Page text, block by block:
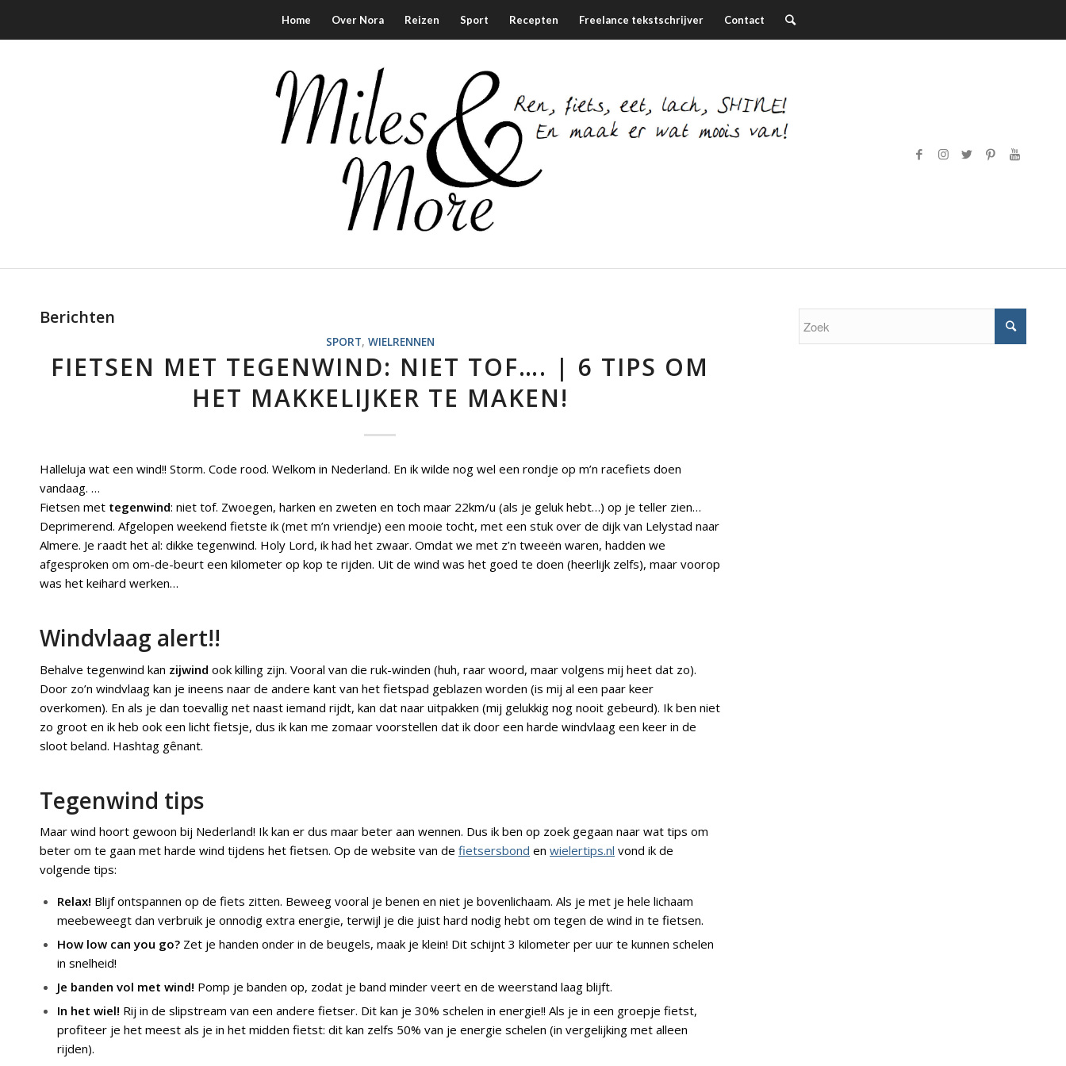
Home Over Nora Reizen Sport Recepten Freelance tekstschrijver Contact
Berichten
SPORT, WIELRENNEN
FIETSEN MET TEGENWIND: NIET TOF…. | 6 TIPS OM
HET MAKKELIJKER TE MAKEN!
Halleluja wat een wind!! Storm. Code rood. Welkom in Nederland. En ik wilde nog wel een rondje op m’n racefiets doen
vandaag. …
Fietsen met tegenwind: niet tof. Zwoegen, harken en zweten en toch maar 22km/u (als je geluk hebt…) op je teller zien…
Deprimerend. Afgelopen weekend fietste ik (met m’n vriendje) een mooie tocht, met een stuk over de dijk van Lelystad naar
Almere. Je raadt het al: dikke tegenwind. Holy Lord, ik had het zwaar. Omdat we met z’n tweeën waren, hadden we
afgesproken om om-de-beurt een kilometer op kop te rijden. Uit de wind was het goed te doen (heerlijk zelfs), maar voorop
was het keihard werken…
Windvlaag alert!!
Behalve tegenwind kan zijwind ook killing zijn. Vooral van die ruk-winden (huh, raar woord, maar volgens mij heet dat zo).
Door zo’n windvlaag kan je ineens naar de andere kant van het fietspad geblazen worden (is mij al een paar keer
overkomen). En als je dan toevallig net naast iemand rijdt, kan dat naar uitpakken (mij gelukkig nog nooit gebeurd). Ik ben niet
zo groot en ik heb ook een licht fietsje, dus ik kan me zomaar voorstellen dat ik door een harde windvlaag een keer in de
sloot beland. Hashtag gênant.
Tegenwind tips
Maar wind hoort gewoon bij Nederland! Ik kan er dus maar beter aan wennen. Dus ik ben op zoek gegaan naar wat tips om
beter om te gaan met harde wind tijdens het fietsen. Op de website van de fietsersbond en wielertips.nl vond ik de
volgende tips:
Relax! Blijf ontspannen op de fiets zitten. Beweeg vooral je benen en niet je bovenlichaam. Als je met je hele lichaam
meebeweegt dan verbruik je onnodig extra energie, terwijl je die juist hard nodig hebt om tegen de wind in te fietsen.
How low can you go? Zet je handen onder in de beugels, maak je klein! Dit schijnt 3 kilometer per uur te kunnen schelen
in snelheid!
Je banden vol met wind! Pomp je banden op, zodat je band minder veert en de weerstand laag blijft.
In het wiel! Rij in de slipstream van een andere fietser. Dit kan je 30% schelen in energie!! Als je in een groepje fietst,
profiteer je het meest als je in het midden fietst: dit kan zelfs 50% van je energie schelen (in vergelijking met alleen
rijden).